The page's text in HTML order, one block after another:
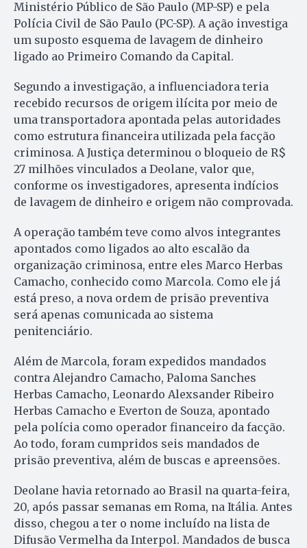
Ministério Público de São Paulo (MP-SP) e pela
Polícia Civil de São Paulo (PC-SP). A ação investiga
um suposto esquema de lavagem de dinheiro
ligado ao Primeiro Comando da Capital.
Segundo a investigação, a influenciadora teria
recebido recursos de origem ilícita por meio de
uma transportadora apontada pelas autoridades
como estrutura financeira utilizada pela facção
criminosa. A Justiça determinou o bloqueio de R$
27 milhões vinculados a Deolane, valor que,
conforme os investigadores, apresenta indícios
de lavagem de dinheiro e origem não comprovada.
A operação também teve como alvos integrantes
apontados como ligados ao alto escalão da
organização criminosa, entre eles Marco Herbas
Camacho, conhecido como Marcola. Como ele já
está preso, a nova ordem de prisão preventiva
será apenas comunicada ao sistema
penitenciário.
Além de Marcola, foram expedidos mandados
contra Alejandro Camacho, Paloma Sanches
Herbas Camacho, Leonardo Alexsander Ribeiro
Herbas Camacho e Everton de Souza, apontado
pela polícia como operador financeiro da facção.
Ao todo, foram cumpridos seis mandados de
prisão preventiva, além de buscas e apreensões.
Deolane havia retornado ao Brasil na quarta-feira,
20, após passar semanas em Roma, na Itália. Antes
disso, chegou a ter o nome incluído na lista de
Difusão Vermelha da Interpol. Mandados de busca